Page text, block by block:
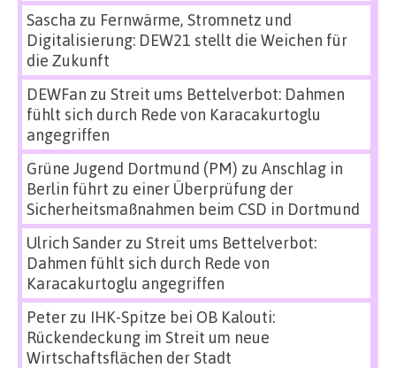
Sascha zu Fernwärme, Stromnetz und
Digitalisierung: DEW21 stellt die Weichen für
die Zukunft
DEWFan zu Streit ums Bettelverbot: Dahmen
fühlt sich durch Rede von Karacakurtoglu
angegriffen
Grüne Jugend Dortmund (PM) zu Anschlag in
Berlin führt zu einer Überprüfung der
Sicherheitsmaßnahmen beim CSD in Dortmund
Ulrich Sanderzu Streit ums Bettelverbot:
Dahmen fühlt sich durch Rede von
Karacakurtoglu angegriffen
Peterzu IHK-Spitze bei OB Kalouti:
Rückendeckung im Streit um neue
Wirtschaftsflächen der Stadt